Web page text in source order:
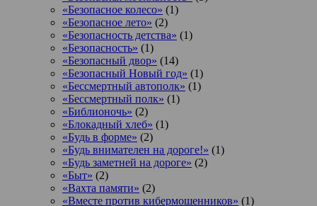
«Безопасное колесо» (1)
«Безопасное лето» (2)
«Безопасность детства» (1)
«Безопасность» (1)
«Безопасный двор» (14)
«Безопасный Новый год» (1)
«Бессмертный автополк» (1)
«Бессмертный полк» (1)
«Библионочь» (2)
«Блокадный хлеб» (1)
«Будь в форме» (2)
«Будь внимателен на дороге!» (1)
«Будь заметней на дороге» (2)
«Быт» (2)
«Вахта памяти» (2)
«Вместе против кибермошенников» (1)